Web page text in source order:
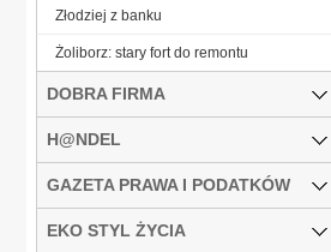
Złodziej z banku
Żoliborz: stary fort do remontu
DOBRA FIRMA
H@NDEL
GAZETA PRAWA I PODATKÓW
EKO STYL ŻYCIA